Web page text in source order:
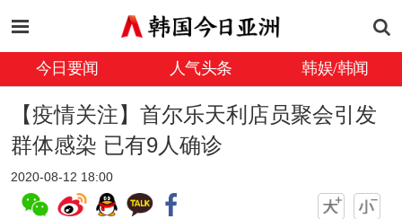
今日要闻 人气头条 韩娱/韩闻
【疫情关注】首尔乐天利店员聚会引发
群体感染 已有9人确诊
2020-08-12 18:00